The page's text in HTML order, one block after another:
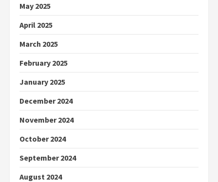
May 2025
April 2025
March 2025
February 2025
January 2025
December 2024
November 2024
October 2024
September 2024
August 2024